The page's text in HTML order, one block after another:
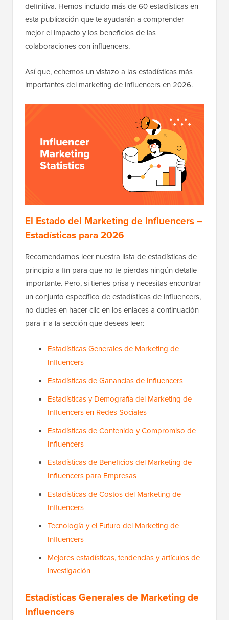
definitiva. Hemos incluido más de 60 estadísticas en
esta publicación que te ayudarán a comprender
mejor el impacto y los beneficios de las
colaboraciones con influencers.
Así que, echemos un vistazo a las estadísticas más
importantes del marketing de influencers en 2026.
El Estado del Marketing de Influencers –
Estadísticas para 2026
Recomendamos leer nuestra lista de estadísticas de
principio a fin para que no te pierdas ningún detalle
importante. Pero, si tienes prisa y necesitas encontrar
un conjunto específico de estadísticas de influencers,
no dudes en hacer clic en los enlaces a continuación
para ir a la sección que deseas leer:
Estadísticas Generales de Marketing de
Influencers
Estadísticas de Ganancias de Influencers
Estadísticas y Demografía del Marketing de
Influencers en Redes Sociales
Estadísticas de Contenido y Compromiso de
Influencers
Estadísticas de Beneficios del Marketing de
Influencers para Empresas
Estadísticas de Costos del Marketing de
Influencers
Tecnología y el Futuro del Marketing de
Influencers
Mejores estadísticas, tendencias y artículos de
investigación
Estadísticas Generales de Marketing de
Influencers